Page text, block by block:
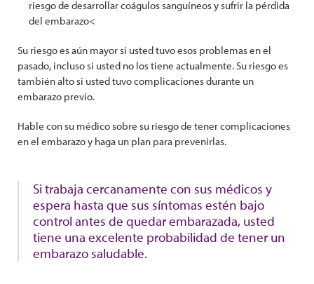
riesgo de desarrollar coágulos sanguíneos y sufrir la pérdida
del embarazo<
Su riesgo es aún mayor si usted tuvo esos problemas en el
pasado, incluso si usted no los tiene actualmente. Su riesgo es
también alto si usted tuvo complicaciones durante un
embarazo previo.
Hable con su médico sobre su riesgo de tener complicaciones
en el embarazo y haga un plan para prevenirlas.
Si trabaja cercanamente con sus médicos y
espera hasta que sus síntomas estén bajo
control antes de quedar embarazada, usted
tiene una excelente probabilidad de tener un
embarazo saludable.